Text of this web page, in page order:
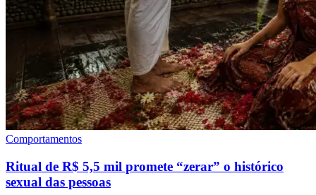
Comportamentos
Ritual de R$ 5,5 mil promete “zerar” o histórico
sexual das pessoas